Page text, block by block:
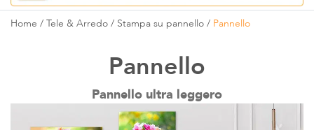
Home Tele & Arredo Stampa su pannello Pannello
Pannello
Pannello ultra leggero